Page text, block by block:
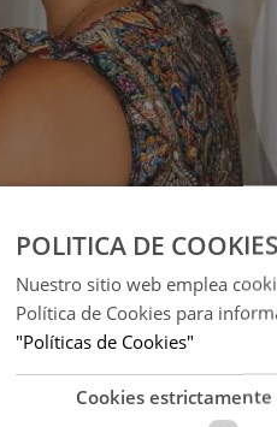
(Foto: Karla
Guerrero delataron a las
también tomó con
POLITICA DE COOKIES
Nuestro sitio web emplea
Política de Cookies para
"Políticas de Cookies"
Cookies estrictamente